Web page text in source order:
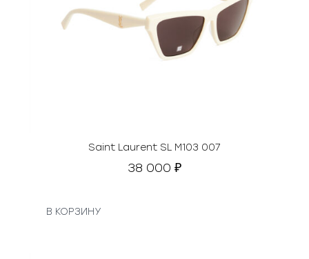
Saint Laurent SL M103 007
38 000 ₽
В КОРЗИНУ